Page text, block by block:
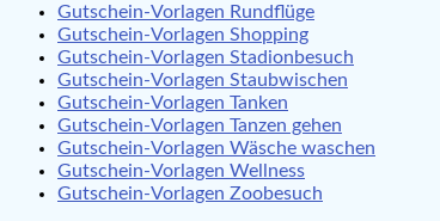
Gutschein-Vorlagen Rundflüge
Gutschein-Vorlagen Shopping
Gutschein-Vorlagen Stadionbesuch
Gutschein-Vorlagen Staubwischen
Gutschein-Vorlagen Tanken
Gutschein-Vorlagen Tanzen gehen
Gutschein-Vorlagen Wäsche waschen
Gutschein-Vorlagen Wellness
Gutschein-Vorlagen Zoobesuch